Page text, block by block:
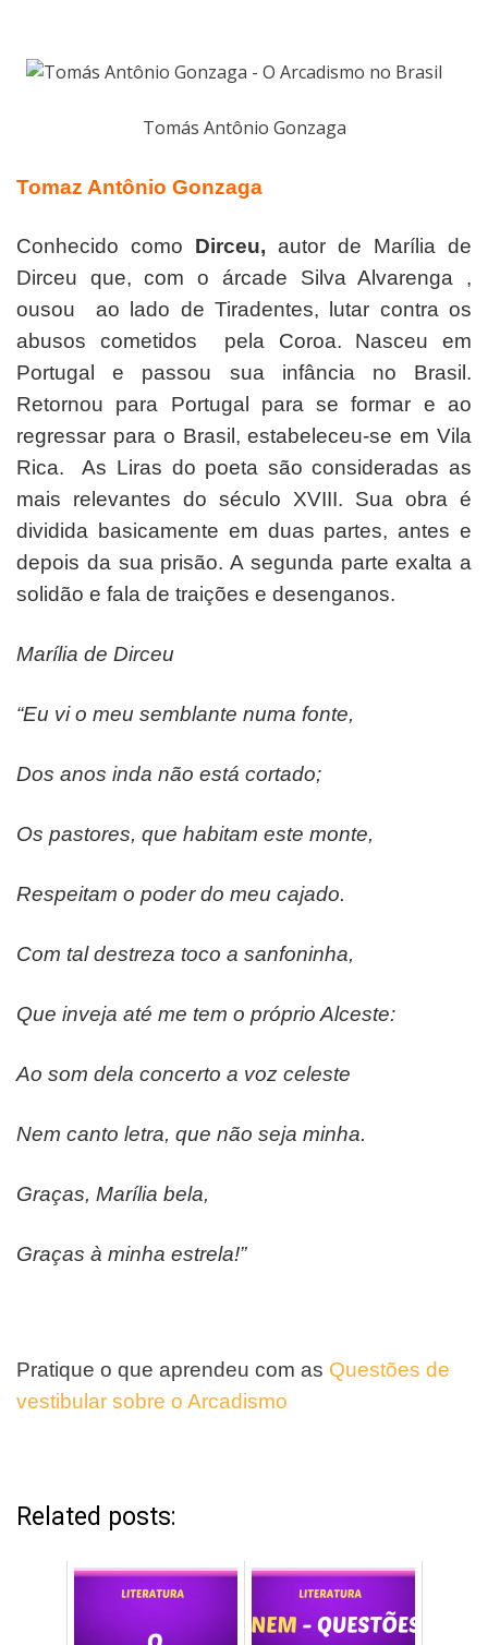
Tomás Antônio Gonzaga
Tomaz Antônio Gonzaga
Conhecido como Dirceu, autor de Marília de
Dirceu que, com o árcade Silva Alvarenga ,
ousou ao lado de Tiradentes, lutar contra os
abusos cometidos pela Coroa. Nasceu em
Portugal e passou sua infância no Brasil.
Retornou para Portugal para se formar e ao
regressar para o Brasil, estabeleceu-se em Vila
Rica. As Liras do poeta são consideradas as
mais relevantes do século XVIII. Sua obra é
dividida basicamente em duas partes, antes e
depois da sua prisão. A segunda parte exalta a
solidão e fala de traições e desenganos.
Marília de Dirceu
“Eu vi o meu semblante numa fonte,
Dos anos inda não está cortado;
Os pastores, que habitam este monte,
Respeitam o poder do meu cajado.
Com tal destreza toco a sanfoninha,
Que inveja até me tem o próprio Alceste:
Ao som dela concerto a voz celeste
Nem canto letra, que não seja minha.
Graças, Marília bela,
Graças à minha estrela!”
Pratique o que aprendeu com as Questões de
vestibular sobre o Arcadismo
Related posts: